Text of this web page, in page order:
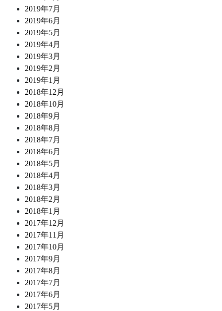
2019年7月
2019年6月
2019年5月
2019年4月
2019年3月
2019年2月
2019年1月
2018年12月
2018年10月
2018年9月
2018年8月
2018年7月
2018年6月
2018年5月
2018年4月
2018年3月
2018年2月
2018年1月
2017年12月
2017年11月
2017年10月
2017年9月
2017年8月
2017年7月
2017年6月
2017年5月